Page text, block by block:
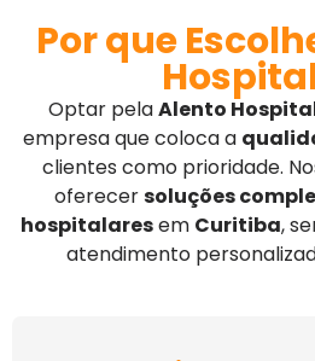
Por que
Optar pelaAlento
empresa que coloca a
clientes como prioridade.
oferecersoluções
hospitalaresem Curitiba,
atendimento